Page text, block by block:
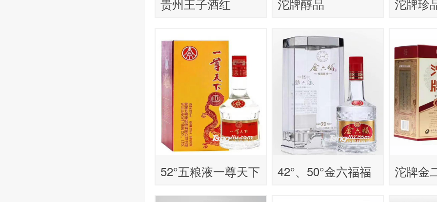
贵州王子酒红 沱牌醇品 沱牌珍
52°五粮液一尊天下
精品
42°、50°金六福福
沱牌金